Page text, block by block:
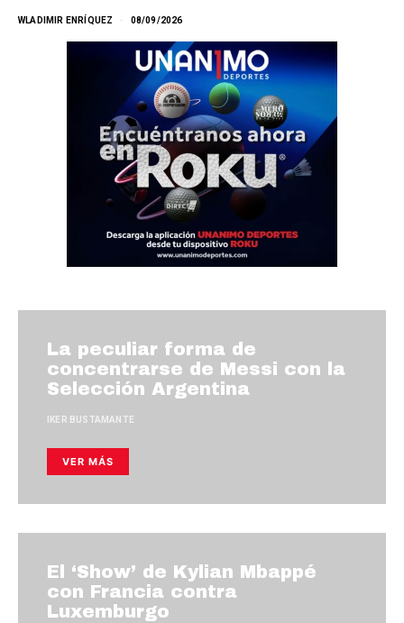
WLADIMIR ENRÍQUEZ 08/09/2026
La peculiar forma de
concentrarse de Messi con la
Selección Argentina
IKER BUSTAMANTE
VER MÁS
El ‘Show’ de Kylian Mbappé
con Francia contra
Luxemburgo